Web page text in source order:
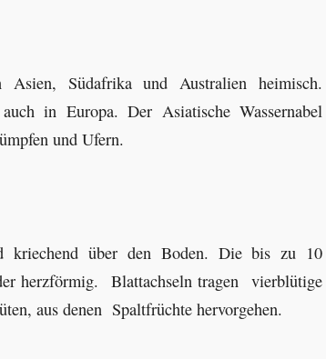
Südafrika und Australien heimisch.
in Europa. Der Asiatische Wassernabel
und Ufern.
kriechend über den Boden. Die bis zu 10
herzförmig. Blattachseln tragen vierblütige
aus denen Spaltfrüchte hervorgehen.